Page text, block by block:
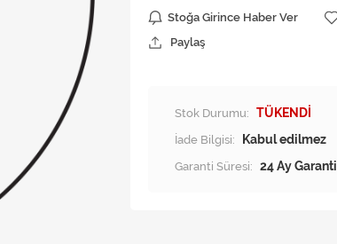
Stoğa Girince Haber Ver
Paylaş
Stok Durumu: TÜKENDİ
İade Bilgisi:
Garanti Süresi: 24 Ay Garanti